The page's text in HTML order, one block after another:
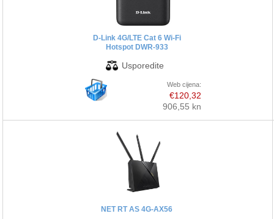
ELEKTRIČNI ROMOBILI/BICIKLI
D-Link 4G/LTE Cat 6 Wi-Fi
Hotspot DWR-933
Web cijena:
€120,32
906,55 kn
NET RT AS 4G-AX56